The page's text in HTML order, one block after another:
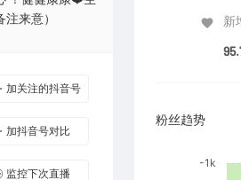
来意）
加关注的抖音号
加抖音号对比
监控下次直播
新
粉丝趋势